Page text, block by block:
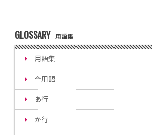
GLOSSARY 用語集
用語集
全用語
あ行
か行